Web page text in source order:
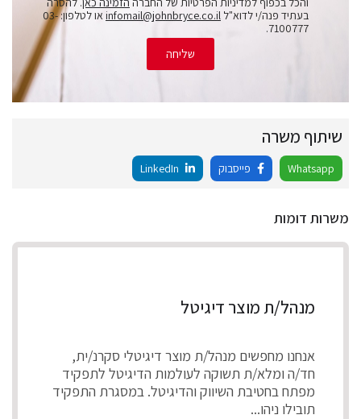
בעתיד פנה/י לדוא"ל infomail@johnbryce.co.il
או לטלפון: 03-
7100777.
שליחה
שיתוף משרה
Whatsapp פייסבוק
משרות דומות
מנהל/ת מוצר דיגיטל
אנחנו מחפשים מנהל/ת מוצר דיגיטלי סקרנ/ית,
חד/ה ומלא/ת תשוקה לעולמות הדיגיטל לתפקיד
מפתח בחטיבת השיווק והדיגיטל. במסגרת התפקיד
תובילו ניהו...